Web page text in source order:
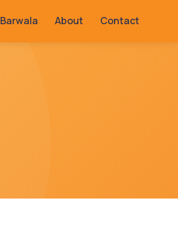
Barwala About Contact